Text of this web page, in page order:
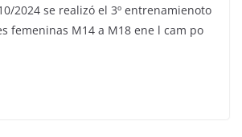
2024 se realizó el 3º entrenamienoto
femeninas M14 a M18 ene l cam po